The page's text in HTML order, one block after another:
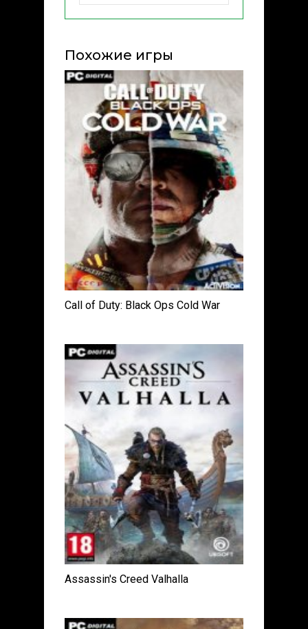
Похожие игры
Call of Duty: Black Ops Cold War
Assassin's Creed Valhalla